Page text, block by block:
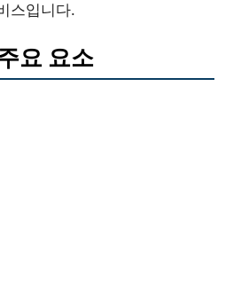
스입니다.
요 요소